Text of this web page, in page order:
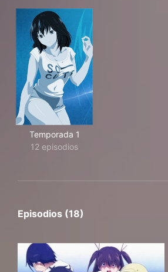
Temporada 1
12 episodios
Episodios (18)